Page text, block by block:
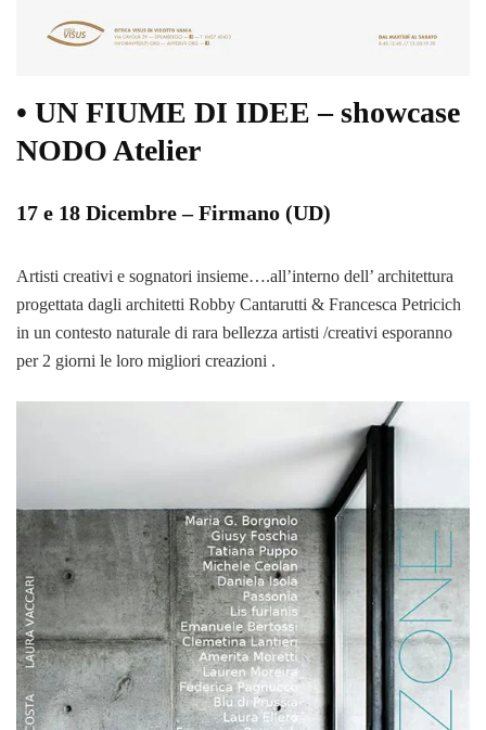
• UN FIUME DI IDEE – showcase
NODO Atelier
17 e 18 Dicembre – Firmano (UD)
Artisti creativi e sognatori insieme….all’interno dell’ architettura
progettata dagli architetti Robby Cantarutti & Francesca Petricich
in un contesto naturale di rara bellezza artisti /creativi esporanno
per 2 giorni le loro migliori creazioni .